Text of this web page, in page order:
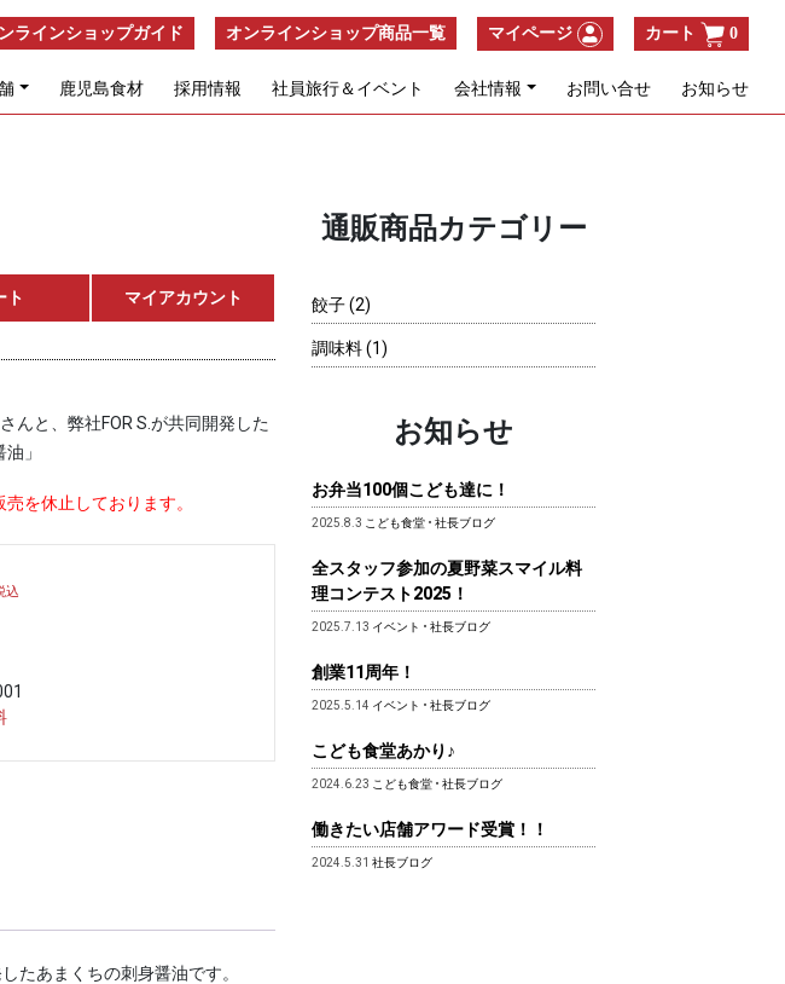
ラインショップガイド オンラインショップ商品一覧 マイページ カート 0
鹿児島食材 採用情報 社員旅行＆イベント 会社情報 お問い合せ お知らせ
ト マイアカウント
んと、弊社FOR S.が共同開発した
」
を休止しております。
込
たあまくちの刺身醤油です。
通販商品カテゴリー
餃子 22
個
の
調味料 11
個
商
品
お知らせ
お弁当100個こども達に！
2025.8.3 こども食堂 • 社長ブログ
全スタッフ参加の夏野菜スマイル料
理コンテスト2025！
2025.7.13 イベント • 社長ブログ
創業11周年！
2025.5.14 イベント • 社長ブログ
こども食堂あかり♪
2024.6.23 こども食堂 • 社長ブログ
働きたい店舗アワード受賞！！
2024.5.31 社長ブログ